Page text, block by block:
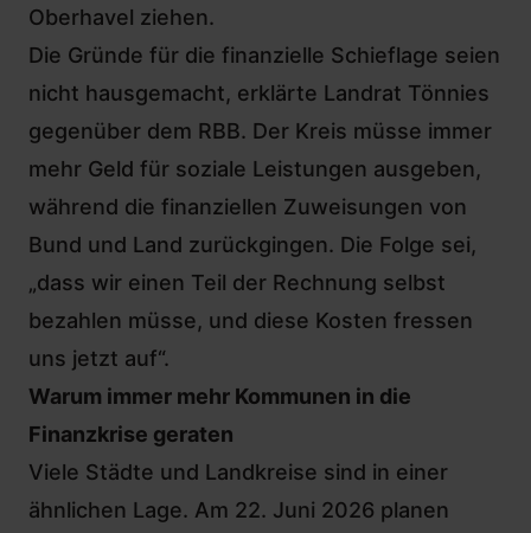
Oberhavel ziehen.
Die Gründe für die finanzielle Schieflage seien
nicht hausgemacht, erklärte Landrat Tönnies
gegenüber dem RBB. Der Kreis müsse immer
mehr Geld für soziale Leistungen ausgeben,
während die finanziellen Zuweisungen von
Bund und Land zurückgingen. Die Folge sei,
„dass wir einen Teil der Rechnung selbst
bezahlen müsse, und diese Kosten fressen
uns jetzt auf“.
Warum immer mehr Kommunen in die
Finanzkrise geraten
Viele Städte und Landkreise sind in einer
ähnlichen Lage. Am 22. Juni 2026 planen